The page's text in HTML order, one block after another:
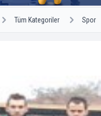
Tüm Kategoriler Spor